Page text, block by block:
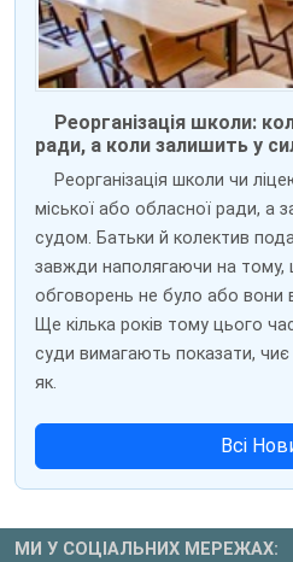
Реорганізація школи:
ради, а коли залишить у
Реорганізація школи чи
міської або обласної ради, а
судом. Батьки й колектив
завжди наполягаючи на тому,
обговорень не було або вони
Ще кілька років тому цього
суди вимагають показати,
як.
Всі
МИ У СОЦІАЛЬНИХ МЕРЕЖАХ: